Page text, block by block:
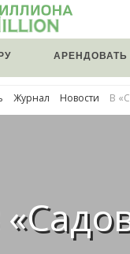
АРЕНДОВАТЬ
Журнал Новости В